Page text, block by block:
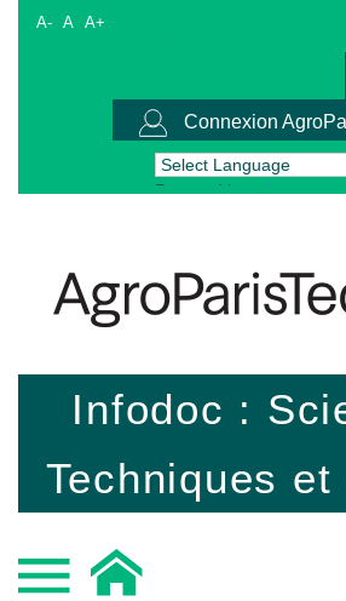
A- A A+
Connexion
Powered by
Infodoc :
Techniques et